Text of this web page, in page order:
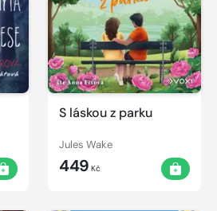
S láskou z parku
Jules Wake
449 Kč